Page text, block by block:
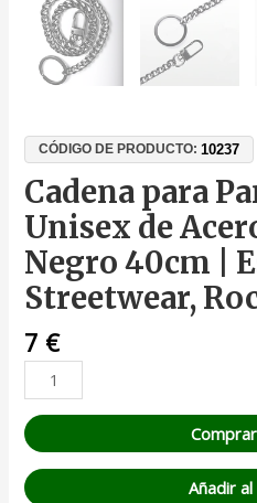
CÓDIGO DE PRODUCTO:10237
Cadena para
Unisex de
Negro 40cm |
Streetwear,
7 €
Añadir